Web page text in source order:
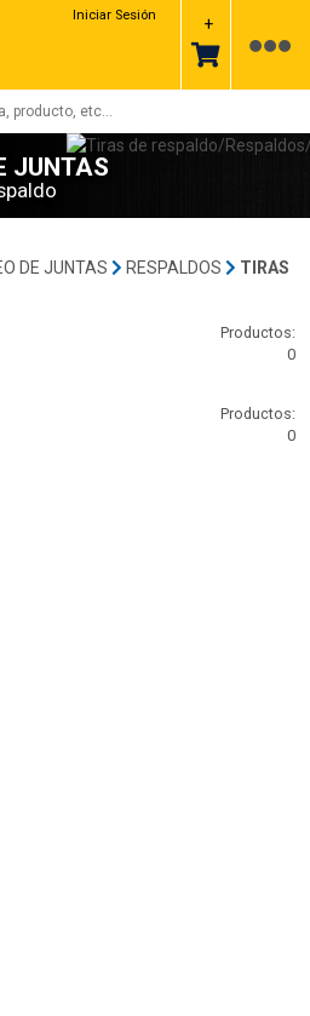
Iniciar Sesión +
JUNTAS
DE JUNTAS RESPALDOS
TIRAS
Productos:
0
Productos:
0